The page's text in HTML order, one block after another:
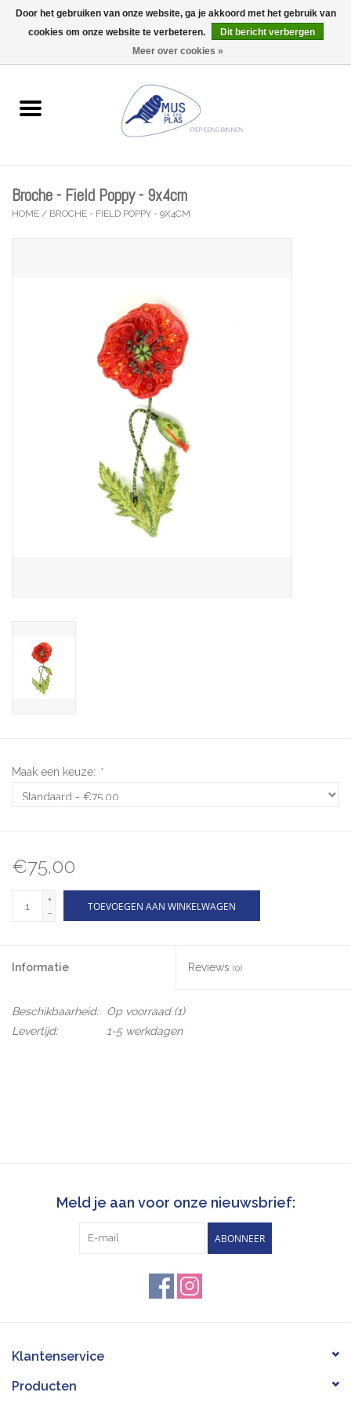
0 Artikelen - €0,00
Wenskaarten
Lifestyle
Broche - Field Poppy - 9x4cm
HOME / BROCHE - FIELD POPPY - 9X4CM
Maak een keuze: *
€75,00
+
-
TOEVOEGEN AAN WINKELWAGEN
Informatie Reviews (0)
Beschikbaarheid: Op voorraad(1)
Levertijd:
1-5 werkdagen
Meld je aan voor onze nieuwsbrief:
ABONNEER
Klantenservice
Producten
Door het gebruiken van onze website, ga je akkoord met het gebruik van
cookies om onze website te verbeteren.
Dit bericht verbergen
Meer over cookies »
Wij zijn uitzonderlijk gesloten op Do 13/08